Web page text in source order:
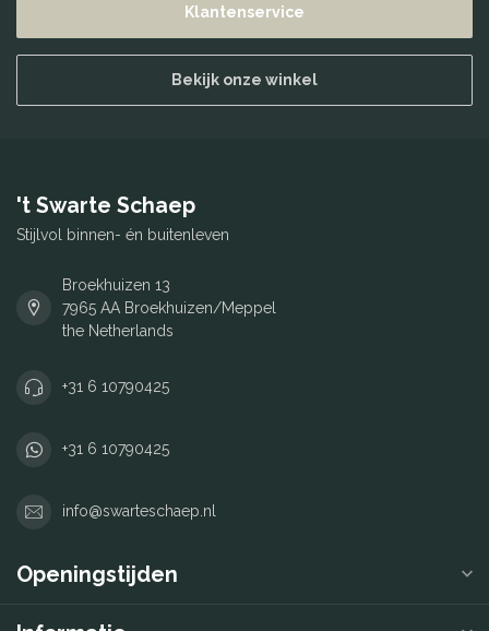
Klantenservice
Bekijk onze winkel
't Swarte Schaep
Stijlvol binnen- én buitenleven
Broekhuizen 13
7965 AA Broekhuizen/Meppel
the Netherlands
+31 6 10790425
+31 6 10790425
info@swarteschaep.nl
Openingstijden